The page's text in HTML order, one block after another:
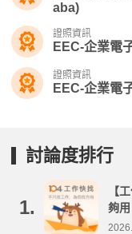
aba)
證照資訊
EEC-企業電
證照資訊
EEC-企業電
討論度排行
1.
【
夠